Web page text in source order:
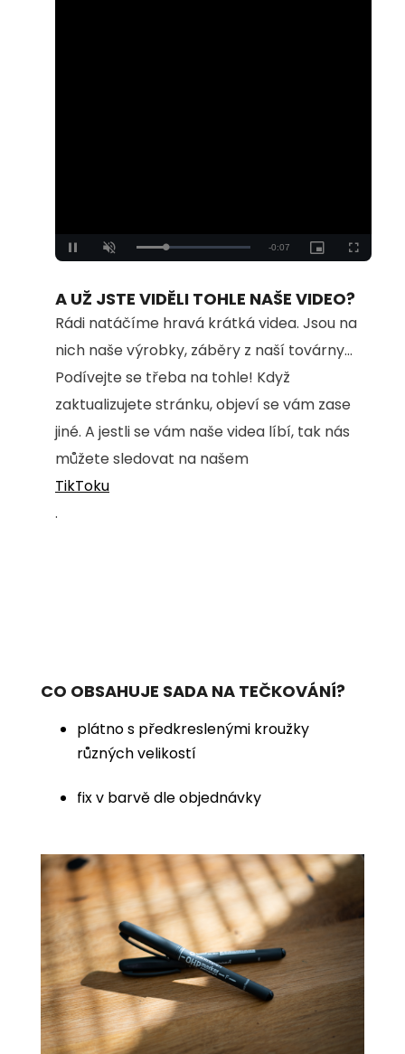
Unmute Loaded:
100.00%
A UŽ JSTE VIDĚLI TOHLE NAŠE VIDEO?
Rádi natáčíme hravá krátká videa. Jsou na
nich naše výrobky, záběry z naší továrny...
Podívejte se třeba na tohle! Když
zaktualizujete stránku, objeví se vám zase
jiné. A jestli se vám naše videa líbí, tak nás
můžete sledovat na našem
TikToku
.
CO OBSAHUJE SADA NA TEČKOVÁNÍ?
plátno s předkreslenými kroužky
různých velikostí
fix v barvě dle objednávky